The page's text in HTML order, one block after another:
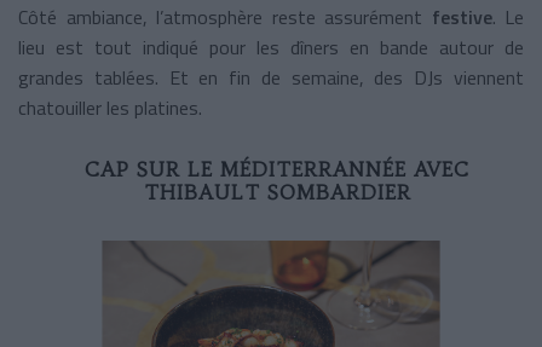
Côté ambiance, l’atmosphère reste assurément festive. Le
lieu est tout indiqué pour les dîners en bande autour de
grandes tablées. Et en fin de semaine, des DJs viennent
chatouiller les platines.
CAP SUR LE MÉDITERRANNÉE AVEC
THIBAULT SOMBARDIER